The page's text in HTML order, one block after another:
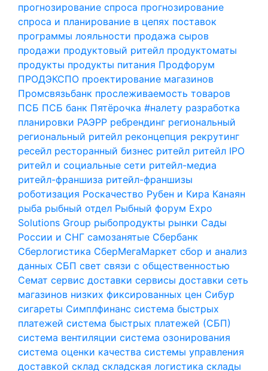
прогнозирование спроса прогнозирование
спроса и планирование в цепях поставок
программы лояльности продажа сыров
продажи продуктовый ритейл продуктоматы
продукты продукты питания Продфорум
ПРОДЭКСПО проектирование магазинов
Промсвязьбанк прослеживаемость товаров
ПСБ ПСБ банк Пятёрочка #налету разработка
планировки РАЭРР ребрендинг региональный
региональный ритейл реконцепция рекрутинг
ресейл ресторанный бизнес ритейл ритейл IPO
ритейл и социальные сети ритейл-медиа
ритейл-франшиза ритейл-франшизы
роботизация Роскачество Рубен и Кира Канаян
рыба рыбный отдел Рыбный форум Expo
Solutions Group рыбопродукты рынки Сады
России и СНГ самозанятые Сбербанк
Сберлогистика СберМегаМаркет сбор и анализ
данных СБП свет связи с общественностью
Семат сервис доставки сервисы доставки сеть
магазинов низких фиксированных цен Сибур
сигареты Симплфинанс система быстрых
платежей система быстрых платежей (СБП)
система вентиляции система озонирования
система оценки качества системы управления
доставкой склад складская логистика склады